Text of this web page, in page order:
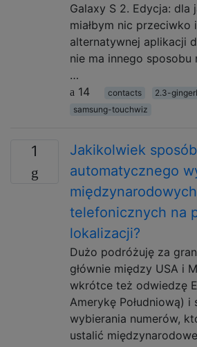
Galaxy S 2. Edycja: dla
miałbym nic przeciwko
alternatywnej aplikacji
nie ma innego
…
14
contacts 2.3-
samsung-touchwiz
1
Jakikolwiek sposób
automatycznego
telefonicznych na
lokalizacji?
Dużo podróżuję za
głównie między USA i
wkrótce też odwiedzę
Amerykę Południową)
wybierania numerów,
ustalić